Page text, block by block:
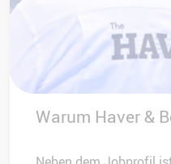
Warum Haver &